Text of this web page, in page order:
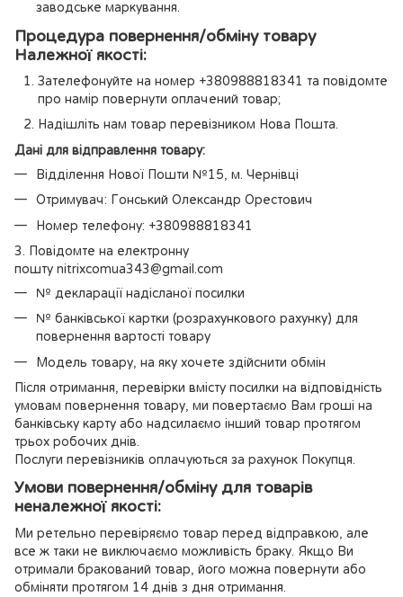
заводське маркування.
Процедура повернення/обміну товару
Належної якості:
Зателефонуйте на номер +380988818341 та повідомте
про намір повернути оплачений товар;
Надішліть нам товар перевізником Нова Пошта.
Дані для відправлення товару:
Відділення Нової Пошти №15, м. Чернівці
Отримувач: Гонський Олександр Орестович
Номер телефону: +380988818341
3. Повідомте на електронну
пошту nitrixcomua343@gmail.com
№ декларації надісланої посилки
№ банківської картки (розрахункового рахунку) для
повернення вартості товару
Модель товару, на яку хочете здійснити обмін
Після отримання, перевірки вмісту посилки на відповідність
умовам повернення товару, ми повертаємо Вам гроші на
банківську карту або надсилаємо інший товар протягом
трьох робочих днів.
Послуги перевізників оплачуються за рахунок Покупця.
Умови повернення/обміну для товарів
неналежної якості:
Ми ретельно перевіряємо товар перед відправкою, але
все ж таки не виключаємо можливість браку. Якщо Ви
отримали бракований товар, його можна повернути або
обміняти протягом 14 днів з дня отримання.